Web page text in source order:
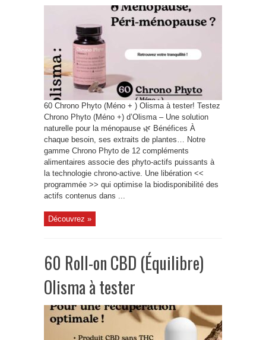
60 Chrono Phyto (Méno + ) Olisma à tester! Testez
Chrono Phyto (Méno +) d’Olisma – Une solution
naturelle pour la ménopause 🌿 Bénéfices À
chaque besoin, ses extraits de plantes… Notre
gamme Chrono Phyto de 12 compléments
alimentaires associe des phyto-actifs puissants à
la technologie chrono-active. Une libération <<
programmée >> qui optimise la biodisponibilité des
actifs contenus dans ...
Découvrez »
60 Roll-on CBD (Équilibre)
Olisma à tester